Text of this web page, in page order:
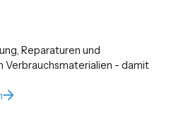
Reparaturen und
Verbrauchsmaterialien - damit